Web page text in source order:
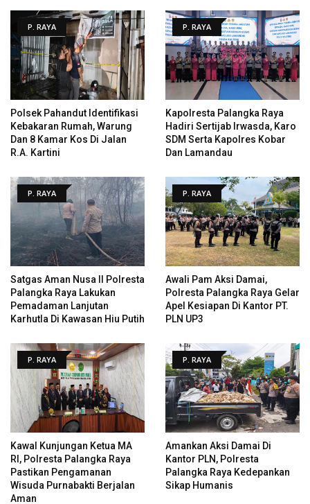
P. RAYA
Polsek Pahandut Identifikasi
Kebakaran Rumah, Warung
Dan 8 Kamar Kos Di Jalan
R.A. Kartini
P. RAYA
Kapolresta Palangka Raya
Hadiri Sertijab Irwasda, Karo
SDM Serta Kapolres Kobar
Dan Lamandau
P. RAYA
Satgas Aman Nusa II Polresta
Palangka Raya Lakukan
Pemadaman Lanjutan
Karhutla Di Kawasan Hiu Putih
P. RAYA
Awali Pam Aksi Damai,
Polresta Palangka Raya Gelar
Apel Kesiapan Di Kantor PT.
PLN UP3
P. RAYA
Kawal Kunjungan Ketua MA
RI, Polresta Palangka Raya
Pastikan Pengamanan
Wisuda Purnabakti Berjalan
Aman
P. RAYA
Amankan Aksi Damai Di
Kantor PLN, Polresta
Palangka Raya Kedepankan
Sikap Humanis